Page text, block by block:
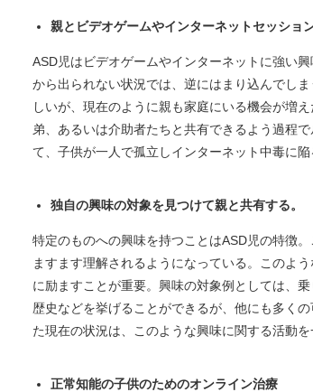
親とビデオゲームやインターネットセッショ
ASD児はビデオゲームやインターネットに強い
から出られない状況では、逆にはまり込んでし
しいが、現在のように親も家庭にいる機会が増
弟、あるいは介助者たちと共有できるよう過程
て、子供が一人で孤立しインターネット中毒に陥
独自の興味の対象を見つけて親と共有する。
特定のものへの興味を持つことはASD児の特徴
ますます理解されるようになっている。このよ
に励ますことが重要。興味の対象例としては、
歴史などを挙げることができるが、他にも多く
た現在の状況は、このような興味に関する活動
正常知能の子供のためのオンライン治療